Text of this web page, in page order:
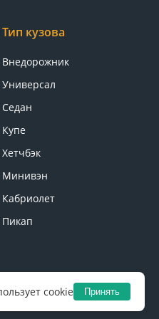
Тип кузова
Внедорожник
Универсал
Седан
Купе
Хетчбэк
Минивэн
Кабриолет
Пикап
конфиденциальности
cookie Принять